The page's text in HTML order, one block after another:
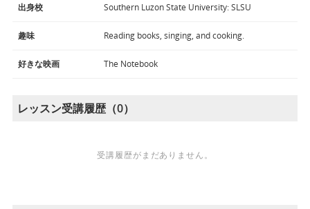
出身校 Southern Luzon State University: SLSU
趣味 Reading books, singing, and cooking.
好きな映画 The Notebook
レッスン受講履歴（0）
受講履歴がまだありません。